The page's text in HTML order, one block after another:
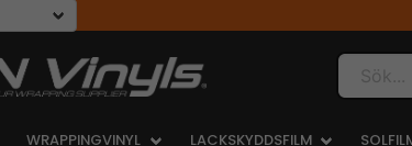
Sök...
WRAPPINGVINYL LACKSKYDDSFILM